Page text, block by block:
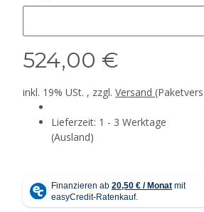
524,00 €
inkl. 19% USt. , zzgl. Versand
Lieferzeit: 1 - 3 Werktage
(Ausland)